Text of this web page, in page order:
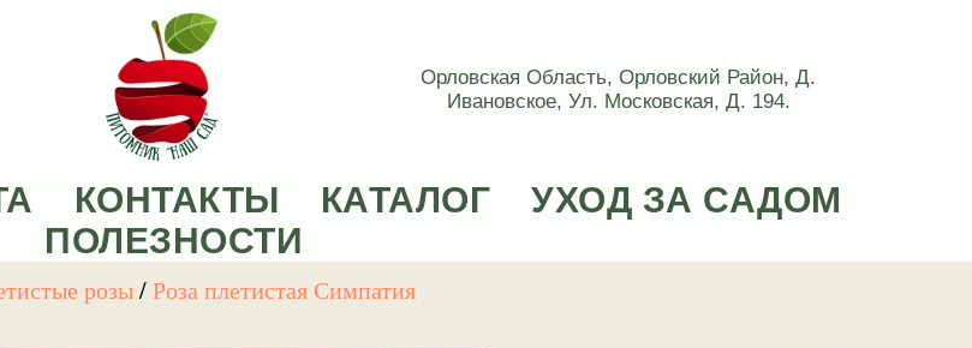
Орловская Область, Орловский Район, Д.
Ивановское, Ул. Московская, Д. 194.
КОНТАКТЫ КАТАЛОГ
УХОД ЗА САДОМ
ПОЛЕЗНОСТИ
розы/Роза плетистая Симпатия